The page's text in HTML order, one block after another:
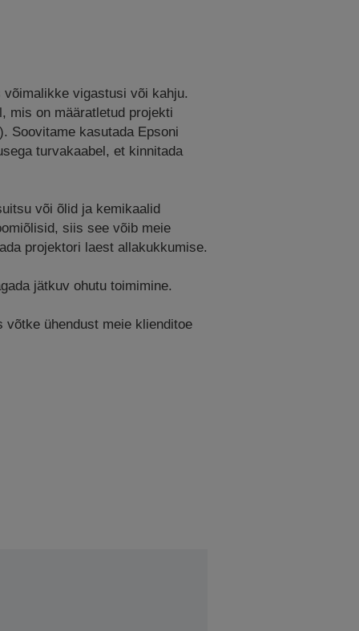
vigastusi või kahju.
mis on määratletud projekti
Soovitame kasutada Epsoni
turvakaabel, et kinnitada
või õlid ja kemikaalid
siis see võib meie
projektori laest allakukkumise.
jätkuv ohutu toimimine.
ühendust meie klienditoe